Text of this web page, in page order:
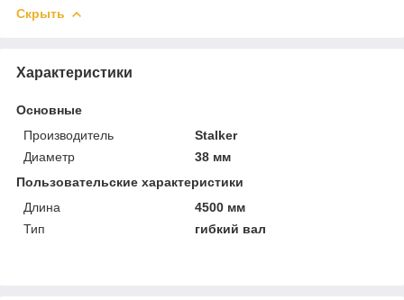
Скрыть
Характеристики
Основные
Производитель
Stalker
Диаметр
38 мм
Пользовательские характеристики
Длина
4500 мм
Тип
гибкий вал